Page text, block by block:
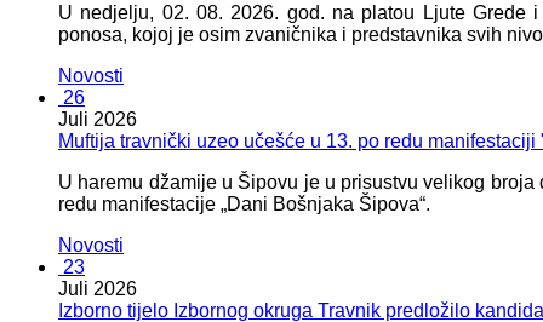
U nedjelju, 02. 08. 2026. god. na platou Ljute
ponosa, kojoj je osim zvaničnika i predstavnika svih
Novosti
26
Juli 2026
Muftija travnički uzeo učešće u 13. po redu
U haremu džamije u Šipovu je u prisustvu velikog
redu manifestacije „Dani Bošnjaka Šipova“.
Novosti
23
Juli 2026
Izborno tijelo Izbornog okruga Travnik predložilo